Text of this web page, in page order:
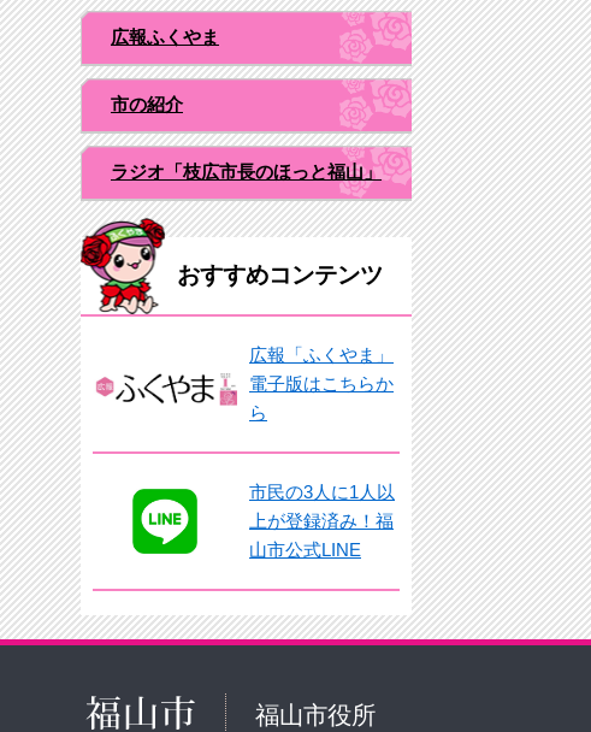
広報ふくやま
市の紹介
ラジオ「枝広市長のほっと福山」
おすすめコンテンツ
広報「ふくやま」
電子版はこちらか
ら
市民の3人に1人以
上が登録済み！福
山市公式LINE
福山市役所